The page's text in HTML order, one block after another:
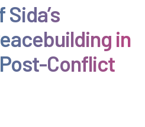
in
Conflict